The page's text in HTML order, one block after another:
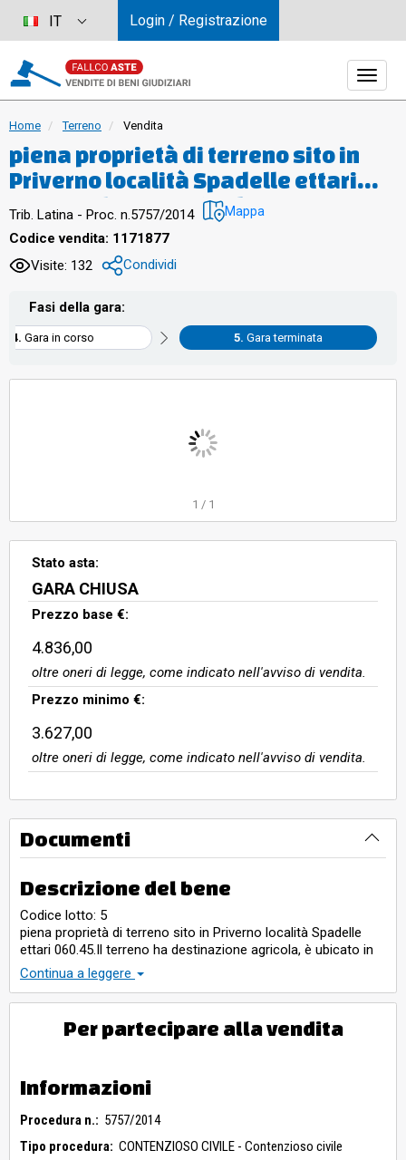
Home Terreno Vendita
piena proprietà di terreno sito in
Priverno località Spadelle ettari
060.45.Il terreno ha destinazione
agricola, è ubicato in zona
pianeggiante, è comodamente
accessibile anche carrabilmente
dalla strada interpoderale. Il tutto
come meglio indicato e specificato
nella CTU a cui si rimanda.
Trib. Latina - Proc. n.5757/2014 Mappa
Codice vendita: 1171877
Visite: 132
Condividi
Fasi della gara:
Gara in corso Gara terminata
1 / 1
Stato asta:
GARA CHIUSA
Prezzo base €:
4.836,00
oltre oneri di legge, come indicato nell'avviso di vendita.
Prezzo minimo €:
3.627,00
oltre oneri di legge, come indicato nell'avviso di vendita.
Documenti
Descrizione del bene
Codice lotto: 5
piena proprietà di terreno sito in Priverno località Spadelle
ettari 060.45.Il terreno ha destinazione agricola, è ubicato in
zona pianeggiante, è comodamente accessibile anche
carrabilmente dalla strada interpoderale. Il tutto come meglio
indicato e specificato nella CTU a cui si rimanda.
Continua a leggere
Per partecipare alla vendita
Informazioni
Procedura n.: 5757/2014
Tipo procedura: CONTENZIOSO CIVILE - Contenzioso civile
IT Login / Registrazione